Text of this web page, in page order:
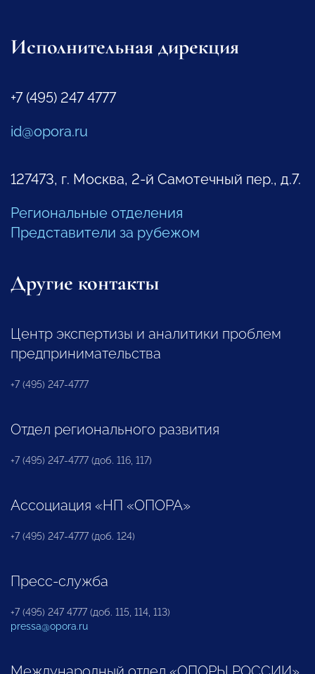
Исполнительная дирекция
+7 (495) 247 4777
id@opora.ru
127473, г. Москва, 2-й Самотечный пер., д.7.
Региональные отделения
Представители за рубежом
Другие контакты
Центр экспертизы и аналитики проблем
предпринимательства
+7 (495) 247-4777
Отдел регионального развития
+7 (495) 247-4777 (доб. 116, 117)
Ассоциация «НП «ОПОРА»
+7 (495) 247-4777 (доб. 124)
Пресс-служба
+7 (495) 247 4777 (доб. 115, 114, 113)
pressa@opora.ru